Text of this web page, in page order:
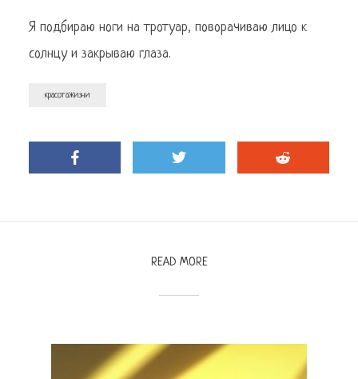
Я подбираю ноги на тротуар, поворачиваю лицо к
солнцу и закрываю глаза.
красотажизни
READ MORE